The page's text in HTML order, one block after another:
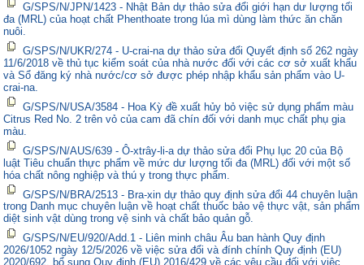
G/SPS/N/JPN/1423 - Nhật Bản dự thảo sửa đổi giới hạn dư lượng tối
đa (MRL) của hoạt chất Phenthoate trong lúa mì dùng làm thức ăn chăn
nuôi.
G/SPS/N/UKR/274 - U-crai-na dự thảo sửa đổi Quyết định số 262 ngày
11/6/2018 về thủ tục kiểm soát của nhà nước đối với các cơ sở xuất khẩu
và Sổ đăng ký nhà nước/cơ sở được phép nhập khẩu sản phẩm vào U-
crai-na.
G/SPS/N/USA/3584 - Hoa Kỳ đề xuất hủy bỏ việc sử dụng phẩm màu
Citrus Red No. 2 trên vỏ của cam đã chín đối với danh mục chất phụ gia
màu.
G/SPS/N/AUS/639 - Ô-xtrây-li-a dự thảo sửa đổi Phụ lục 20 của Bộ
luật Tiêu chuẩn thực phẩm về mức dư lượng tối đa (MRL) đối với một số
hóa chất nông nghiệp và thú y trong thực phẩm.
G/SPS/N/BRA/2513 - Bra-xin dự thảo quy định sửa đổi 44 chuyên luận
trong Danh mục chuyên luận về hoạt chất thuốc bảo vệ thực vật, sản phẩm
diệt sinh vật dùng trong vệ sinh và chất bảo quản gỗ.
G/SPS/N/EU/920/Add.1 - Liên minh châu Âu ban hành Quy định
2026/1052 ngày 12/5/2026 về việc sửa đổi và đính chính Quy định (EU)
2020/692, bổ sung Quy định (EU) 2016/429 về các yêu cầu đối với việc